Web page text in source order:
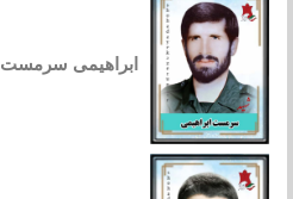
ابراهیمی سرمست